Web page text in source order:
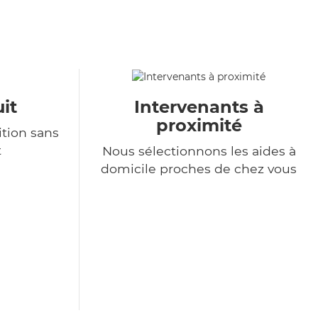
sans
Intervenants à
proximité
Nous sélectionnons les aides à
domicile proches de chez vous